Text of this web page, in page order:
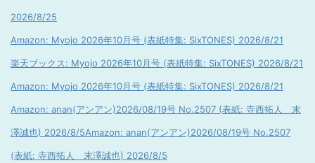
2026/8/25
Amazon: Myojo 2026年10月号 (表紙特集: SixTONES) 2026/8/21
楽天ブックス: Myojo 2026年10月号 (表紙特集: SixTONES) 2026/8/21
Amazon: Myojo 2026年10月号 (表紙特集: SixTONES) 2026/8/21
Amazon: anan(アンアン)2026/08/19号 No.2507 (表紙: 寺西拓人 末
澤誠也) 2026/8/5Amazon: anan(アンアン)2026/08/19号 No.2507
(表紙: 寺西拓人 末澤誠也) 2026/8/5